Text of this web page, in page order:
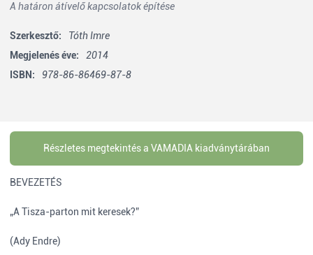
A határon átívelő kapcsolatok építése
Szerkesztő:
Tóth Imre
Megjelenés éve:
2014
ISBN:
978-86-86469-87-8
Részletes megtekintés a VAMADIA kiadványtárában
BEVEZETÉS
„A Tisza-parton mit keresek?”
(Ady Endre)